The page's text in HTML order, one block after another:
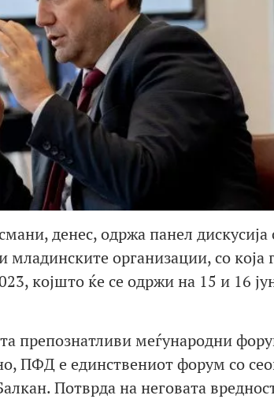
денес, одржа панел дискусија
организации, со која
којшто ќе се одржи на 15 и 16
препознатливи меѓународни
ПФД е единствениот форум со
Потврда на неговата